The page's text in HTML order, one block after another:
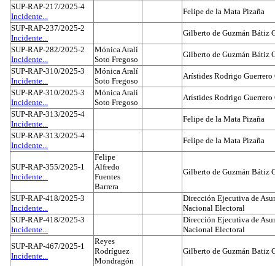
SUP-RAP-217/2025-4
Incidente...
Felipe de la Mata Pizaña
SUP-RAP-237/2025-2
Incidente...
Gilberto de Guzmán Bátiz
SUP-RAP-282/2025-2
Incidente...
Mónica Aralí
Soto Fregoso
Gilberto de Guzmán Bátiz
SUP-RAP-310/2025-3
Incidente...
Mónica Aralí
Soto Fregoso
Arístides Rodrigo Guerrero
SUP-RAP-310/2025-3
Incidente...
Mónica Aralí
Soto Fregoso
Arístides Rodrigo Guerrero
SUP-RAP-313/2025-4
Incidente...
Felipe de la Mata Pizaña
SUP-RAP-313/2025-4
Incidente...
Felipe de la Mata Pizaña
SUP-RAP-355/2025-1
Incidente...
Felipe
Alfredo
Fuentes
Barrera
Gilberto de Guzmán Bátiz
SUP-RAP-418/2025-3
Incidente...
Dirección Ejecutiva de
Nacional Electoral
SUP-RAP-418/2025-3
Incidente...
Dirección Ejecutiva de
Nacional Electoral
SUP-RAP-467/2025-1
Incidente...
Reyes
Rodríguez
Mondragón
Gilberto de Guzmán Batiz